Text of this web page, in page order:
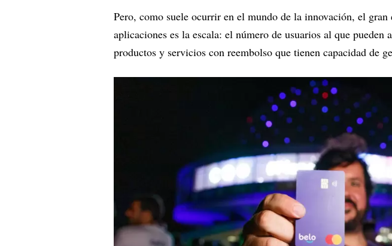
Pero, como suele ocurrir en el mundo de la innovación, el gran
aplicaciones es la escala: el número de usuarios al que pueden
productos y servicios con reembolso que tienen capacidad de